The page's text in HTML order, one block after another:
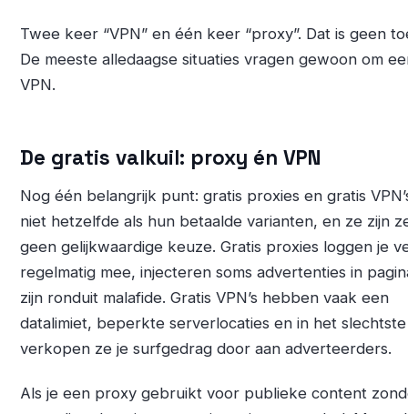
Twee keer “VPN” en één keer “proxy”. Dat is geen
De meeste alledaagse situaties vragen gewoon om
VPN.
De gratis valkuil: proxy én VPN
Nog één belangrijk punt: gratis proxies en gratis
niet hetzelfde als hun betaalde varianten, en ze zijn
geen gelijkwaardige keuze. Gratis proxies loggen je
regelmatig mee, injecteren soms advertenties in
zijn ronduit malafide. Gratis VPN’s hebben vaak een
datalimiet, beperkte serverlocaties en in het
verkopen ze je surfgedrag door aan adverteerders.
Als je een proxy gebruikt voor publieke content